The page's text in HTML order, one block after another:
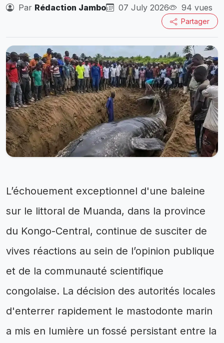
Par Rédaction Jambo 07 July 2026 94 vues
Partager
L’échouement exceptionnel d'une baleine
sur le littoral de Muanda, dans la province
du Kongo-Central, continue de susciter de
vives réactions au sein de l’opinion publique
et de la communauté scientifique
congolaise. La décision des autorités locales
d'enterrer rapidement le mastodonte marin
a mis en lumière un fossé persistant entre la